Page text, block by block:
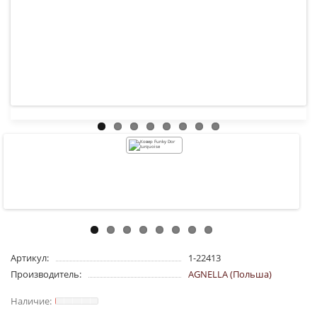
Артикул:
1-22413
Производитель:
AGNELLA (Польша)